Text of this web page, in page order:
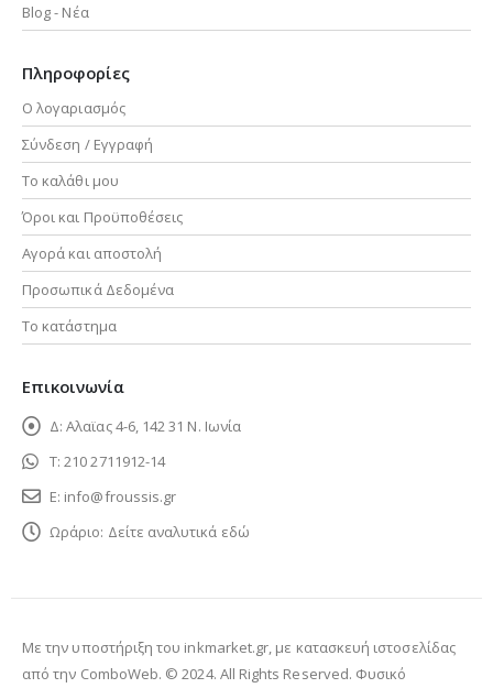
Blog - Νέα
Πληροφορίες
Ο λογαριασμός
Σύνδεση / Εγγραφή
Το καλάθι μου
Όροι και Προϋποθέσεις
Αγορά και αποστολή
Προσωπικά Δεδομένα
Το κατάστημα
Επικοινωνία
Δ: Αλαϊας 4-6, 142 31 Ν. Ιωνία
Τ: 210 2711912-14
Ε: info@froussis.gr
Ωράριο: Δείτε αναλυτικά εδώ
Με την υποστήριξη του inkmarket.gr, με κατασκευή ιστοσελίδας
από την ComboWeb. © 2024. All Rights Reserved. Φυσικό